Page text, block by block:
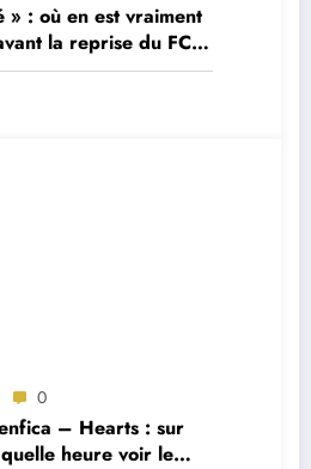
» : où en est vraiment
la reprise du FC
0
– Hearts : sur
heure voir le